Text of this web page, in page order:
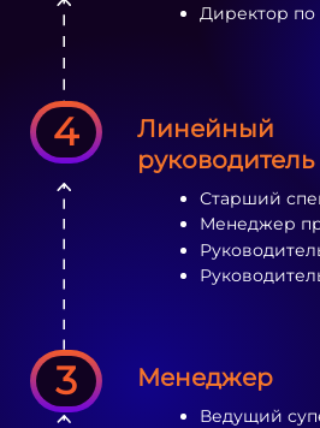
3
4
Менеджер
Ведущий
Линейный
руководитель
Старший
Менеджер
Директор